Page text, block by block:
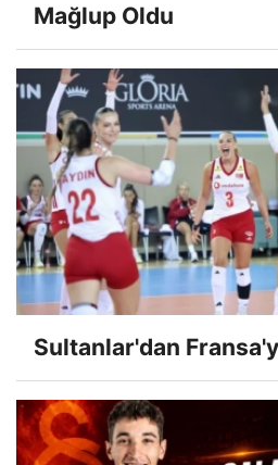
Mağlup Oldu
Sultanlar'dan